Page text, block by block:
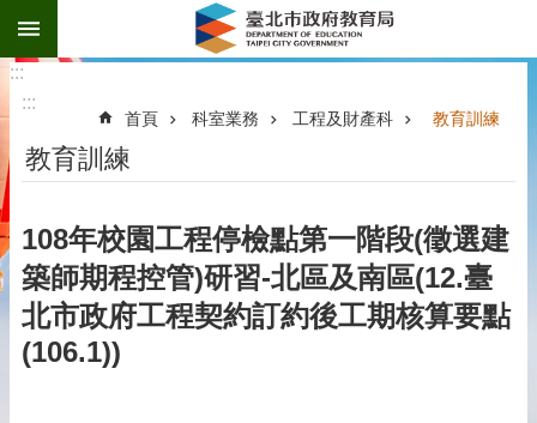
跳到主要內容區塊
:::
:::
首頁 科室業務 工程及財產科 教育訓練
教育訓練
108年校園工程停檢點第一階段(徵選建
築師期程控管)研習-北區及南區(12.臺
北市政府工程契約訂約後工期核算要點
(106.1))